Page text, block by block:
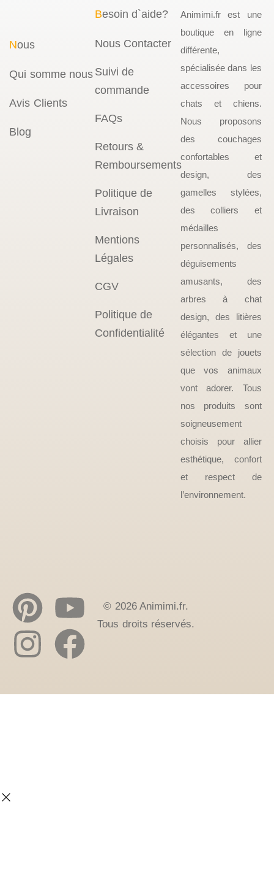
Nous
Qui somme nous
Avis Clients
Blog
Besoin d`aide?
Nous Contacter
Suivi de
commande
FAQs
Retours &
Remboursements
Politique de
Livraison
Mentions
Légales
CGV
Politique de
Confidentialité
Animimi.fr est une
boutique en ligne
différente,
spécialisée dans les
accessoires pour
chats et chiens.
Nous proposons
des couchages
confortables et
design, des
gamelles stylées,
des colliers et
médailles
personnalisés, des
déguisements
amusants, des
arbres à chat
design, des litières
élégantes et une
sélection de jouets
que vos animaux
vont adorer. Tous
nos produits sont
soigneusement
choisis pour allier
esthétique, confort
et respect de
l’environnement.
© 2026 Animimi.fr.
Tous droits réservés.